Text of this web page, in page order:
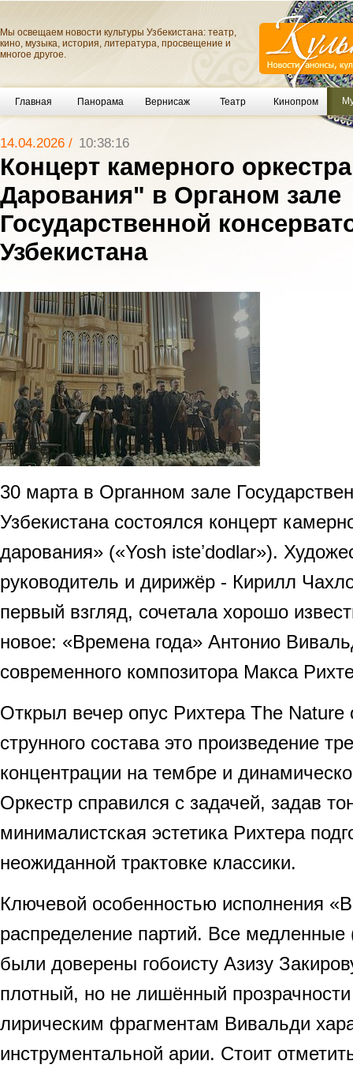
Мы освещаем новости культуры Узбекистана: театр,
кино, музыка, история, литература, просвещение и
многое другое.
Главная Панорама Вернисаж Театр Кинопром
14.04.2026 / 10:38:16
Концерт камерного
Дарования" в Органом зале
Государственной
Узбекистана
30 марта в Органном зале
Узбекистана состоялся концерт
дарования» («Yosh isteʼdodlar»).
руководитель и дирижёр - Кирилл
первый взгляд, сочетала хорошо
новое: «Времена года» Антонио
современного композитора Макса
Открыл вечер опус Рихтера The
струнного состава это произведение
концентрации на тембре и
Оркестр справился с задачей, задав
минималистская эстетика Рихтера
неожиданной трактовке классики.
Ключевой особенностью исполнения
распределение партий. Все медленные
были доверены гобоисту Азизу
плотный, но не лишённый
лирическим фрагментам Вивальди
инструментальной арии. Стоит